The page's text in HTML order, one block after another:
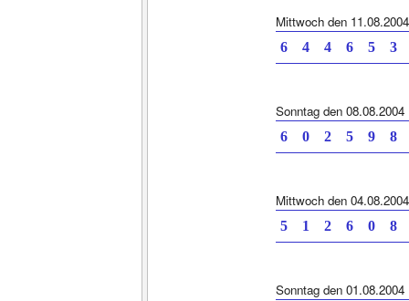
Mittwoch den 11.08.2004
6 4 4 6 5
Sonntag den 08.08.2004
6 0 2 5 9
Mittwoch den 04.08.2004
5 1 2 6 0
Sonntag den 01.08.2004